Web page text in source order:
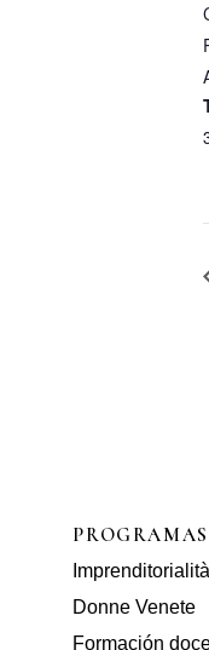
PROGRAMAS
Donne Venete
Formación